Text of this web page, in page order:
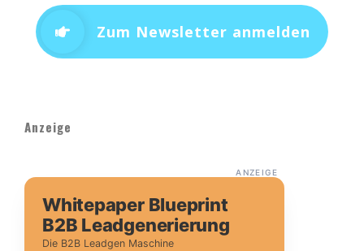
Zum Newsletter anmelden
Anzeige